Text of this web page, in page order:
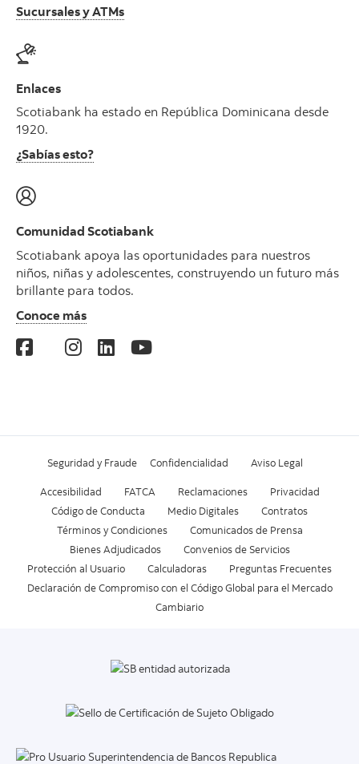
Sucursales y ATMs
Enlaces
Scotiabank ha estado en República Dominicana desde
1920.
¿Sabías esto?
Comunidad Scotiabank
Scotiabank apoya las oportunidades para nuestros
niños, niñas y adolescentes, construyendo un futuro más
brillante para todos.
Conoce más
Seguridad y Fraude Confidencialidad Aviso Legal
Accesibilidad FATCA Reclamaciones
Privacidad
Código de Conducta
Medio Digitales
Contratos
Términos y Condiciones
Comunicados de Prensa
Bienes Adjudicados
Convenios de Servicios
Protección al Usuario
Calculadoras
Preguntas Frecuentes
Declaración de Compromiso con el Código Global para el Mercado
Cambiario